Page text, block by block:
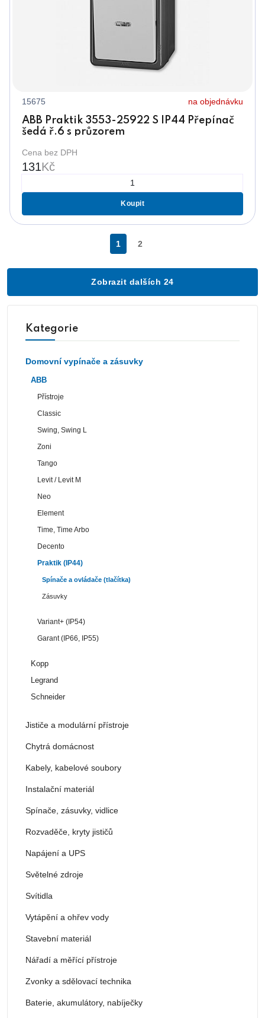
15675 na objednávku
ABB Praktik 3553-25922 S IP44 Přepínač
šedá ř.6 s průzorem
Cena bez DPH
131Kč
Koupit
1 2
Zobrazit dalších 24
Kategorie
Domovní vypínače a zásuvky
ABB
Přístroje
Classic
Swing, Swing L
Zoni
Tango
Levit / Levit M
Neo
Element
Time, Time Arbo
Decento
Praktik (IP44)
Spínače a ovládače (tlačítka)
Zásuvky
Variant+ (IP54)
Garant (IP66, IP55)
Kopp
Legrand
Schneider
Jističe a modulární přístroje
Chytrá domácnost
Kabely, kabelové soubory
Instalační materiál
Spínače, zásuvky, vidlice
Rozvaděče, kryty jističů
Napájení a UPS
Světelné zdroje
Svítidla
Vytápění a ohřev vody
Stavební materiál
Nářadí a měřící přístroje
Zvonky a sdělovací technika
Baterie, akumulátory, nabíječky